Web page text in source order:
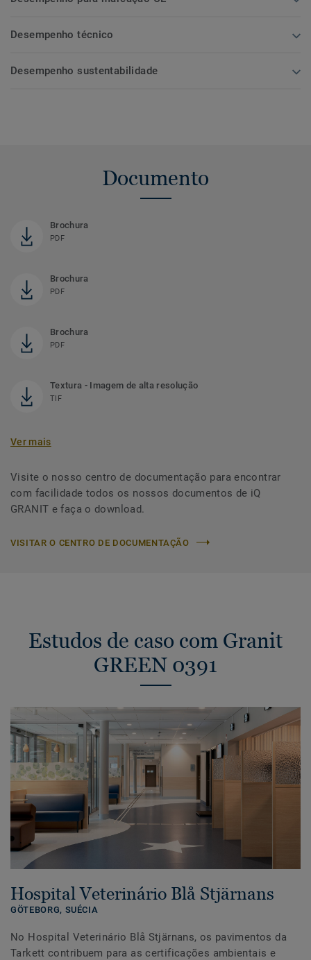
Desempenho técnico
Desempenho sustentabilidade
Documento
Brochura
PDF
Brochura
PDF
Brochura
PDF
Textura - Imagem de alta resolução
TIF
Ver mais
Visite o nosso centro de documentação para encontrar
com facilidade todos os nossos documentos de iQ
GRANIT e faça o download.
VISITAR O CENTRO DE DOCUMENTAÇÃO
Estudos de caso com Granit
GREEN 0391
Hospital Veterinário Blå Stjärnans
GÖTEBORG, SUÉCIA
No Hospital Veterinário Blå Stjärnans, os pavimentos da
Tarkett contribuem para as certificações ambientais e